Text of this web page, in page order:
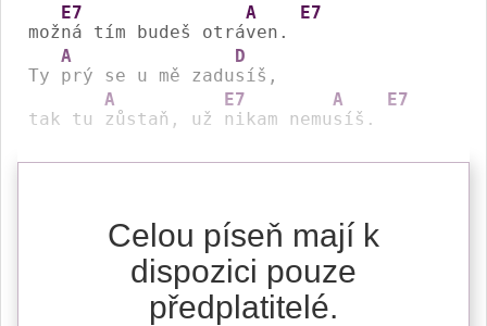
mož
E7
ná tím budeš otrá
A
ven.
E7
Ty
A
prý se u mě zadu
D
síš,
tak tu
A
zůstaň, už
E7
nikam nemu
A
síš.
E7
Celou píseň mají k
dispozici pouze
předplatitelé.